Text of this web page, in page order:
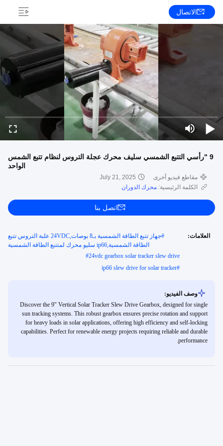
الاتصال
9 "رأسي التتبع الشمسي سليف محرك عجلة التروس لنظام تتبع الشمس
الواحد
مقاطع فيديو أخرى
July 21, 2025
الكلمة الرئيسية: محرك الدوران
اتصل بنا
العلامات: #
جهاز تتبع الطاقة الشمسية بـ8 بوصات,24VDC علبة التروس تتبع
الطاقة الشمسية,ip66 سليو محرك لمتتبع الطاقة الشمسية
#24vdc gearbox solar tracker slew drive
#
ip66 slew drive for solar tracker
وصف الفيديو:
Discover the 9" Vertical Solar Tracker Slew Drive Gearbox, designed for single
sun tracking systems. This robust gearbox ensures precise rotation and support
for heavy loads in solar applications, offering high efficiency and self-locking
capabilities. Perfect for renewable energy projects requiring reliable and durable
performance.